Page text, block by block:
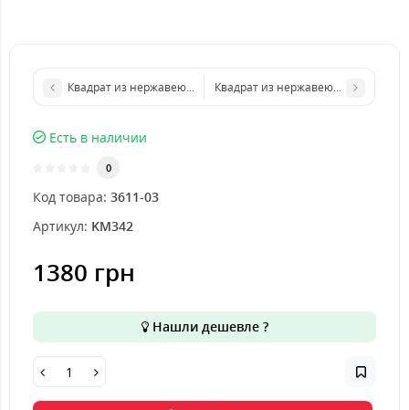
Квадрат из нержавеющего листа 400х400 мм размер
Квадрат из нержавеющего листа
Есть в наличии
0
Код товара: 3611-03
Артикул: KM342
1380 грн
Нашли дешевле ?